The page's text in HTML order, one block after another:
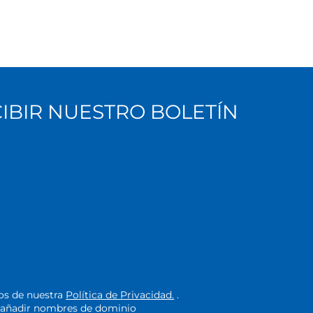
NUESTRO BOLETÍN
de nuestra Política de Privacidad. .
nombres de dominio